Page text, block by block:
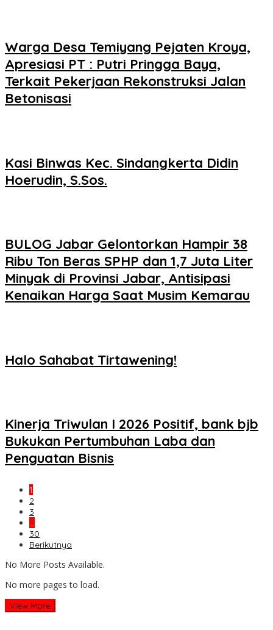
Warga Desa Temiyang Pejaten Kroya,
Apresiasi PT : Putri Pringga Baya,
Terkait Pekerjaan Rekonstruksi Jalan
Betonisasi
Kasi Binwas Kec. Sindangkerta Didin
Hoerudin, S.Sos.
BULOG Jabar Gelontorkan Hampir 38
Ribu Ton Beras SPHP dan 1,7 Juta Liter
Minyak di Provinsi Jabar, Antisipasi
Kenaikan Harga Saat Musim Kemarau
Halo Sahabat Tirtawening!
Kinerja Triwulan I 2026 Positif, bank bjb
Bukukan Pertumbuhan Laba dan
Penguatan Bisnis
1
2
3
…
30
Berikutnya
No More Posts Available.
No more pages to load.
View More